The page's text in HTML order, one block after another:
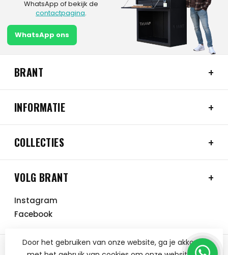
WhatsApp of bekijk de
contactpagina.
WhatsApp ons
BRANT
INFORMATIE
COLLECTIES
VOLG BRANT
Instagram
Facebook
Door het gebruiken van onze website, ga je akkoord